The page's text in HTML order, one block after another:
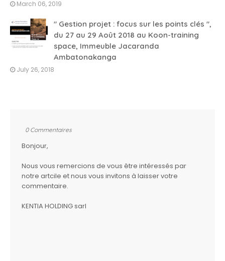
March 06, 2019
" Gestion projet : focus sur les points clés ",
du 27 au 29 Août 2018 au Koon-training
space, Immeuble Jacaranda
Ambatonakanga
July 26, 2018
0 Commentaires
Bonjour,
Nous vous remercions de vous être intéressés par
notre artcile et nous vous invitons à laisser votre
commentaire.
KENTIA HOLDING sarl